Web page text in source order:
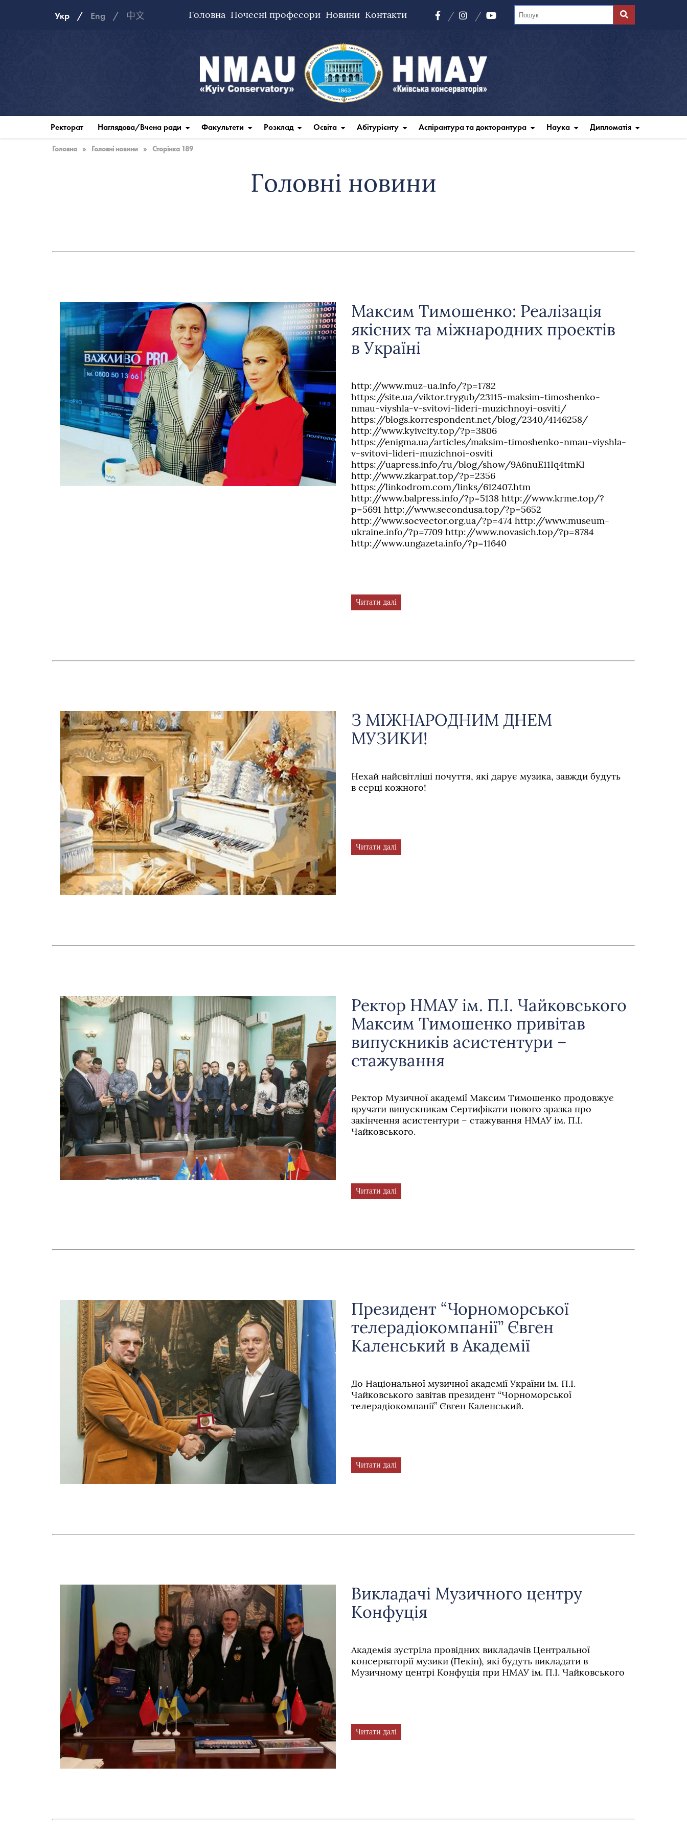
Укр Eng 中文 Головна Почесні професори Новини Контакти
Ректорат Наглядова/Вчена ради Факультети Розклад Освіта Абітурієнту Аспірантура та докторантура Наука Дипломатія
Головна » Головні новини » Сторінка 189
Головні новини
Максим Тимошенко: Реалізація
якісних та міжнародних проектів
в Україні
http://www.muz-ua.info/?p=1782
https://site.ua/viktor.trygub/23115-maksim-timoshenko-
nmau-viyshla-v-svitovi-lideri-muzichnoyi-osviti/
https://blogs.korrespondent.net/blog/2340/4146258/
http://www.kyivcity.top/?p=3806
https://enigma.ua/articles/maksim-timoshenko-nmau-viyshla-
v-svitovi-lideri-muzichnoi-osviti
https://uapress.info/ru/blog/show/9A6nuE11Iq4tmKI
http://www.zkarpat.top/?p=2356
https://linkodrom.com/links/612407.htm
http://www.balpress.info/?p=5138 http://www.krme.top/?
p=5691 http://www.secondusa.top/?p=5652
http://www.socvector.org.ua/?p=474 http://www.museum-
ukraine.info/?p=7709 http://www.novasich.top/?p=8784
http://www.ungazeta.info/?p=11640
Читати далі
З МІЖНАРОДНИМ ДНЕМ
МУЗИКИ!
Нехай найсвітліші почуття, які дарує музика, завжди будуть
в серці кожного!
Читати далі
Ректор НМАУ ім. П.І. Чайковського
Максим Тимошенко привітав
випускників асистентури –
стажування
Ректор Музичної академії Максим Тимошенко продовжує
вручати випускникам Сертифікати нового зразка про
закінчення асистентури – стажування НМАУ ім. П.І.
Чайковського.
Читати далі
Президент “Чорноморської
телерадіокомпанії” Євген
Каленський в Академії
До Національної музичної академії України ім. П.І.
Чайковського завітав президент “Чорноморської
телерадіокомпанії” Євген Каленський.
Читати далі
Викладачі Музичного центру
Конфуція
Академія зустріла провідних викладачів Центральної
консерваторії музики (Пекін), які будуть викладати в
Музичному центрі Конфуція при НМАУ ім. П.І. Чайковського
Читати далі